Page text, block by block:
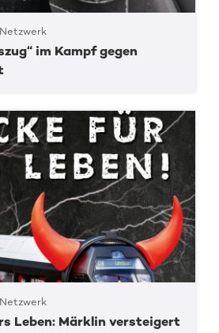
im Kampf gegen
Leben: Märklin versteigert